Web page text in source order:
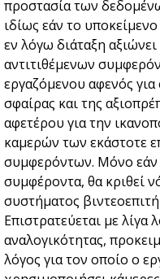
προστασία των
ιδίως εάν το
εν λόγω διάταξη
αντιτιθέμενων
εργαζόμενου αφενός
σφαίρας και της
αφετέρου για την
καμερών των εκάστοτε
συμφερόντων. Μόνο εάν
συμφέροντα, θα κριθεί
συστήματος
Επιστρατεύεται με λίγα
αναλογικότητας,
λόγος για τον οποίο ο